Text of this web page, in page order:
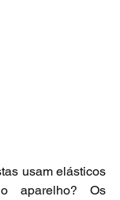
usam elásticos
aparelho? Os